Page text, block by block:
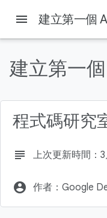
1. 事前準備
必要條件
課程內容
建構項目
menu 建立第一個
建立第一
程式碼研究
subject 上次更新時間：
account_circle 作者：Google